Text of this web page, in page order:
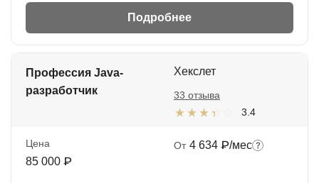
Подробнее
Профессия Java-
разработчик
Хекслет
3.4
33 отзыва
Цена
85 000 ₽
От 4 634 ₽/мес